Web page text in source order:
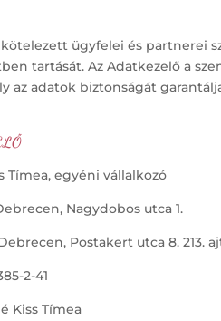
ügyfelei és partnerei
tartását. Az Adatkezelő a
az adatok biztonságát
Tímea, egyéni vállalkozó
Nagydobos utca 1.
Postakert utca 8. 213.
2-41
Kiss Tímea